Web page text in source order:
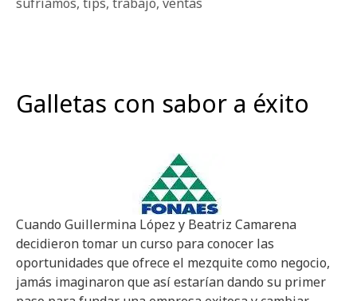
Galletas con sabor a éxito
Cuando Guillermina López y Beatriz Camarena
decidieron tomar un curso para conocer las
oportunidades que ofrece el mezquite como negocio,
jamás imaginaron que así estarían dando su primer